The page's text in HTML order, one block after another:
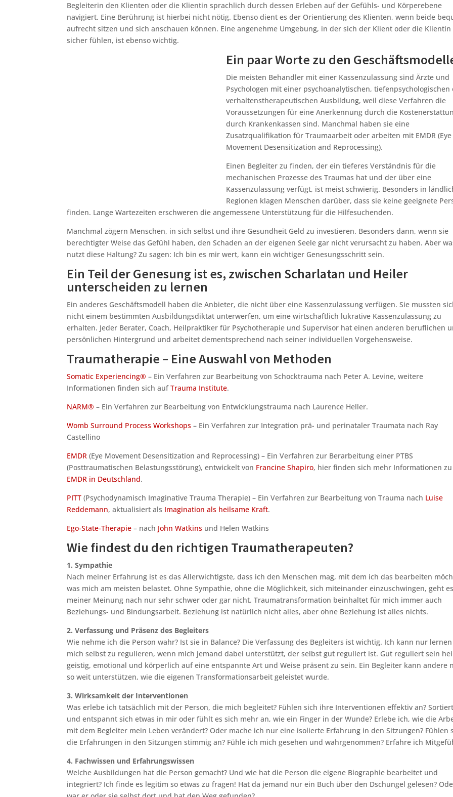
Begleiterin den Klienten oder die Klientin sprachlich durch dessen Erleben auf der Gefühls- und Körperebene
navigiert. Eine Berührung ist hierbei nicht nötig. Ebenso dient es der Orientierung des Klienten, wenn beide
aufrecht sitzen und sich anschauen können. Eine angenehme Umgebung, in der sich der Klient oder die Klientin
sicher fühlen, ist ebenso wichtig.
Ein paar Worte zu den
Die meisten Behandler mit einer Kassenzulassung sind Ärzte und
Psychologen mit einer psychoanalytischen, tiefenpsychologischen
verhaltenstherapeutischen Ausbildung, weil diese Verfahren die
Voraussetzungen für eine Anerkennung durch die
durch Krankenkassen sind. Manchmal haben sie eine
Zusatzqualifikation für Traumaarbeit oder arbeiten mit EMDR (Eye
Movement Desensitization and Reprocessing).
Einen Begleiter zu finden, der ein tieferes Verständnis für die
mechanischen Prozesse des Traumas hat und der über eine
Kassenzulassung verfügt, ist meist schwierig. Besonders in
Regionen klagen Menschen darüber, dass sie keine geeignete
finden. Lange Wartezeiten erschweren die angemessene Unterstützung für die Hilfesuchenden.
Manchmal zögern Menschen, in sich selbst und ihre Gesundheit Geld zu investieren. Besonders dann, wenn sie
berechtigter Weise das Gefühl haben, den Schaden an der eigenen Seele gar nicht verursacht zu haben. Aber
nutzt diese Haltung? Zu sagen: Ich bin es mir wert, kann ein wichtiger Genesungsschritt sein.
Ein Teil der Genesung ist es, zwischen Scharlatan und Heiler
unterscheiden zu lernen
Ein anderes Geschäftsmodell haben die Anbieter, die nicht über eine Kassenzulassung verfügen. Sie mussten
nicht einem bestimmten Ausbildungsdiktat unterwerfen, um eine wirtschaftlich lukrative Kassenzulassung zu
erhalten. Jeder Berater, Coach, Heilpraktiker für Psychotherapie und Supervisor hat einen anderen beruflichen
persönlichen Hintergrund und arbeitet dementsprechend nach seiner individuellen Vorgehensweise.
Traumatherapie – Eine Auswahl von Methoden
Somatic Experiencing® – Ein Verfahren zur Bearbeitung von Schocktrauma nach Peter A. Levine, weitere
Informationen finden sich aufTrauma Institute.
NARM® – Ein Verfahren zur Bearbeitung von Entwicklungstrauma nach Laurence Heller.
Womb Surround Process Workshops – Ein Verfahren zur Integration prä- und perinataler Traumata nach Ray
Castellino
EMDR (Eye Movement Desensitization and Reprocessing) – Ein Verfahren zur Berarbeitung einer PTBS
(Posttraumatischen Belastungsstörung), entwickelt von Francine Shapiro, hier finden sich mehr Informationen zu
EMDR in Deutschland.
PITT (Psychodynamisch Imaginative Trauma Therapie) – Ein Verfahren zur Bearbeitung von Trauma nach Luise
Reddemann, aktualisiert als Imagination als heilsame Kraft.
Ego-State-Therapie – nach John Watkins und Helen Watkins
Wie findest du den richtigen Traumatherapeuten?
1. Sympathie
Nach meiner Erfahrung ist es das Allerwichtigste, dass ich den Menschen mag, mit dem ich das bearbeiten
was mich am meisten belastet. Ohne Sympathie, ohne die Möglichkeit, sich miteinander einzuschwingen, geht es
meiner Meinung nach nur sehr schwer oder gar nicht. Traumatransformation beinhaltet für mich immer auch
Beziehungs- und Bindungsarbeit. Beziehung ist natürlich nicht alles, aber ohne Beziehung ist alles nichts.
2. Verfassung und Präsenz des Begleiters
Wie nehme ich die Person wahr? Ist sie in Balance? Die Verfassung des Begleiters ist wichtig. Ich kann nur lernen
mich selbst zu regulieren, wenn mich jemand dabei unterstützt, der selbst gut reguliert ist. Gut reguliert sein
geistig, emotional und körperlich auf eine entspannte Art und Weise präsent zu sein. Ein Begleiter kann andere
so weit unterstützen, wie die eigenen Transformationsarbeit geleistet wurde.
3. Wirksamkeit der Interventionen
Was erlebe ich tatsächlich mit der Person, die mich begleitet? Fühlen sich ihre Interventionen effektiv an? Sortiert
und entspannt sich etwas in mir oder fühlt es sich mehr an, wie ein Finger in der Wunde? Erlebe ich, wie die
mit dem Begleiter mein Leben verändert? Oder mache ich nur eine isolierte Erfahrung in den Sitzungen? Fühlen
die Erfahrungen in den Sitzungen stimmig an? Fühle ich mich gesehen und wahrgenommen? Erfahre ich
4. Fachwissen und Erfahrungswissen
Welche Ausbildungen hat die Person gemacht? Und wie hat die Person die eigene Biographie bearbeitet und
integriert? Ich finde es legitim so etwas zu fragen! Hat da jemand nur ein Buch über den Dschungel gelesen?